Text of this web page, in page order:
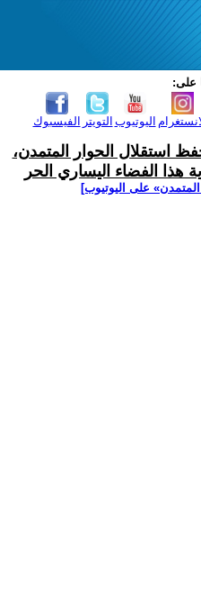
على:
الفيسبوك التويتر اليوتيوب
استقلال الحوار المتمدن،
هذا الفضاء اليساري الحر
على اليوتيوب]